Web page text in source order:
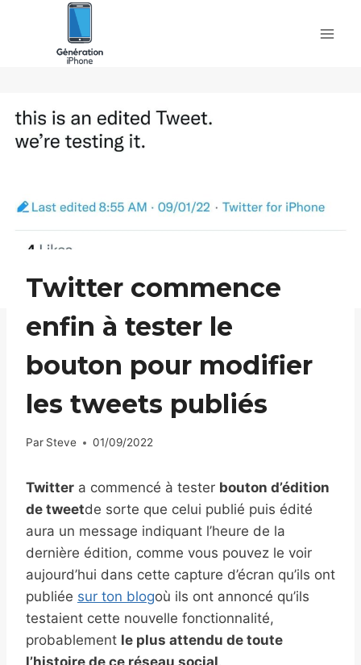
Twitter commence
enfin à tester le
bouton pour modifier
les tweets publiés
Par Steve 01/09/2022
Twitter a commencé à tester bouton d’édition
de tweetde sorte que celui publié puis édité
aura un message indiquant l’heure de la
dernière édition, comme vous pouvez le voir
aujourd’hui dans cette capture d’écran qu’ils ont
publiée sur ton blogoù ils ont annoncé qu’ils
testaient cette nouvelle fonctionnalité,
probablement le plus attendu de toute